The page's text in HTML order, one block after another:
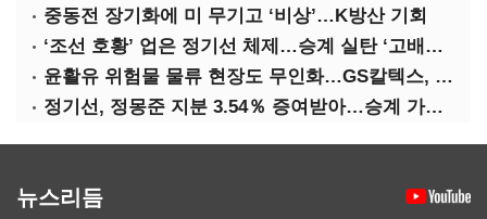
중동전 장기화에 미 무기고 ‘비상’…K방산 기회
‘조선 호황’ 업은 정기선 체제…승계 실탄 ‘고배당’ 주목
윤활유 위험물 물류 현장도 무인화…GS칼텍스, 디지털 전환 가속
정기선, 정몽준 지분 3.54％ 증여받아…승계 가속화
뉴스리듬